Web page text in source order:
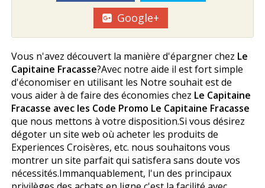
Google+
Vous n'avez découvert la manière d'épargner chez Le
Capitaine Fracasse?Avec notre aide il est fort simple
d'économiser en utilisant les Notre souhait est de
vous aider à de faire des économies chez Le Capitaine
Fracasse avec les Code Promo Le Capitaine Fracasse
que nous mettons à votre disposition.Si vous désirez
dégoter un site web où acheter les produits de
Experiences Croisères, etc. nous souhaitons vous
montrer un site parfait qui satisfera sans doute vos
nécessités.Immanquablement, l'un des principaux